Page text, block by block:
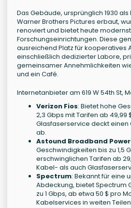
Das Gebäude, ursprünglich 1930
Warner Brothers Pictures erbaut,
renoviert und bietet heute
Forschungseinrichtungen. Diese
ausreichend Platz für kooperatives
einschließlich dedizierter Labore,
gemeinsamer Annehmlichkeiten
und ein Café.
Internetanbieter am 619 W 54th St,
Verizon Fios: Bietet hohe
2,3 Gbps mit Tarifen ab 49,99
Glasfaserservice deckt einen
ab.
Astound Broadband
Geschwindigkeiten bis zu 1,5
erschwinglichen Tarifen ab
Kabel- als auch
Spectrum: Bekannt für eine
Abdeckung, bietet Spectrum
zu 1 Gbps, ab etwa 50 $ pro
Kabelservices in weiten